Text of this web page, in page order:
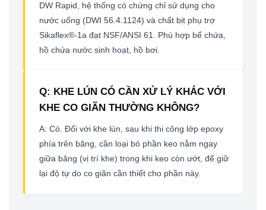
DW Rapid, hệ thống có chứng chỉ sử dụng cho
nước uống (DWI 56.4.1124) và chất bịt phụ trợ
Sikaflex®-1a đạt NSF/ANSI 61. Phù hợp bể chứa,
hồ chứa nước sinh hoạt, hồ bơi.
Q: KHE LÚN CÓ CẦN XỬ LÝ KHÁC VỚI
KHE CO GIÃN THƯỜNG KHÔNG?
A: Có. Đối với khe lún, sau khi thi công lớp epoxy
phía trên băng, cần loại bỏ phần keo nằm ngay
giữa băng (vị trí khe) trong khi keo còn ướt, để giữ
lại độ tự do co giãn cần thiết cho phần này.